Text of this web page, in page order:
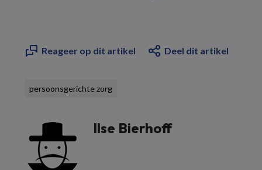
Reageer op dit artikel Deel dit artikel
persoonsgerichte zorg
Ilse Bierhoff